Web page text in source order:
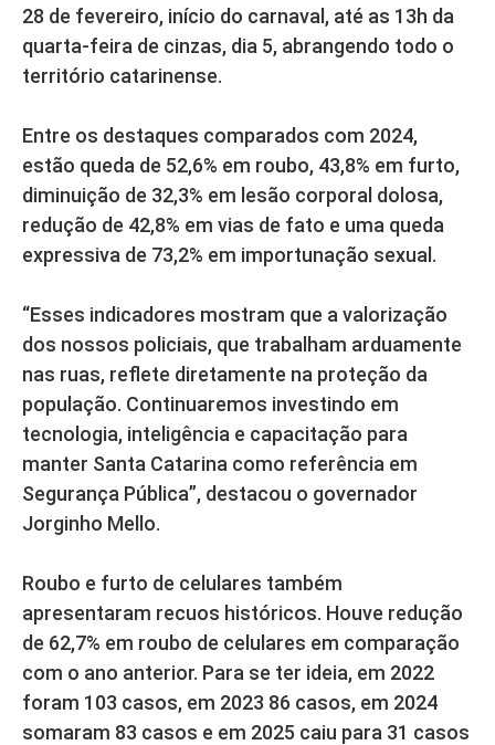
28 de fevereiro, início do carnaval, até as 13h da
quarta-feira de cinzas, dia 5, abrangendo todo o
território catarinense.
Entre os destaques comparados com 2024,
estão queda de 52,6% em roubo, 43,8% em furto,
diminuição de 32,3% em lesão corporal dolosa,
redução de 42,8% em vias de fato e uma queda
expressiva de 73,2% em importunação sexual.
“Esses indicadores mostram que a valorização
dos nossos policiais, que trabalham arduamente
nas ruas, reflete diretamente na proteção da
população. Continuaremos investindo em
tecnologia, inteligência e capacitação para
manter Santa Catarina como referência em
Segurança Pública”, destacou o governador
Jorginho Mello.
Roubo e furto de celulares também
apresentaram recuos históricos. Houve redução
de 62,7% em roubo de celulares em comparação
com o ano anterior. Para se ter ideia, em 2022
foram 103 casos, em 2023 86 casos, em 2024
somaram 83 casos e em 2025 caiu para 31 casos